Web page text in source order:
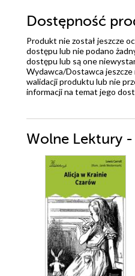
Dostępność
Produkt nie został jeszcze
dostępu lub nie podano
dostępu lub są one
Wydawca/Dostawca jeszcze
walidacji produktu lub nie
informacji na temat jego
Wolne Lektury